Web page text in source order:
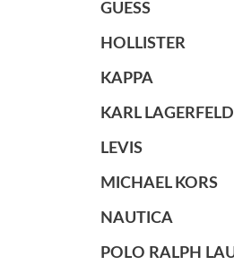
GUESS
HOLLISTER
KAPPA
KARL LAGERFELD
LEVIS
MICHAEL KORS
NAUTICA
POLO RALPH